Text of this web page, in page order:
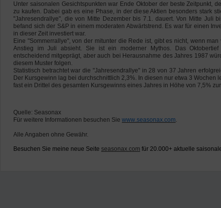
Unter saisonalen Gesichtspunkten war Ende Oktober der beste Zeitpunkt,
zu kaufen. Dabei gab es eine Phase, in der diese Aktien besonders stark
"Jahresendrallye", die von Mitte Dezember bis 7.1. dauert. Von Mitte Juli
befand sich der S&P in einem moderaten Abwärtstrend. Es war für einen
in dieser Zeit investiert war.
Eine "Sommerrallye", von der mitunter die Rede ist, gibt es nicht, wenn
Anstieg im Juli absieht. Sie ist ein moderner Mythos. Das
entscheidend mitgeprägt, aber auch bei Herausnahme des Jahres 1987
diesem Muster folgen.
Statistisch betrachtet war die "Jahresendrallye" in 28 von 37 Jahren
Der Kursgewinn lag bei durchschnittlich 2,3%. In diesen nur etwa 3 Wochen
fast ein Drittel des gesamten Kursgewinns eines Jahres in Höhe von 7,5%
Quelle: Seasonax
Für weitere Informationen besuchen Sie www.seasonax.com.
Alle Angaben ohne Gewähr.
Besuchen Sie meine neue Seite seasonax.com für 20.000+ aktuelle